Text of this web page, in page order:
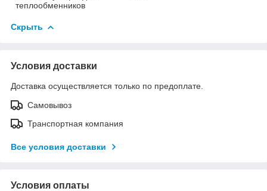
теплообменников
Скрыть
Условия доставки
Доставка осуществляется только по предоплате.
Самовывоз
Транспортная компания
Все условия доставки
Условия оплаты